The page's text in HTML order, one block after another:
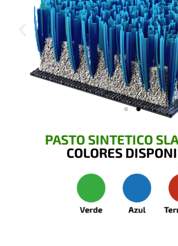
PASTO SINTETICO
COLORES